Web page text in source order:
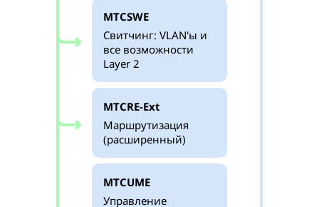
MTCSWE
Свитчинг: VLAN'ы и
все возможности
Layer 2
MTCRE-Ext
Маршрутизация
(расширенный)
MTCUME
Управление